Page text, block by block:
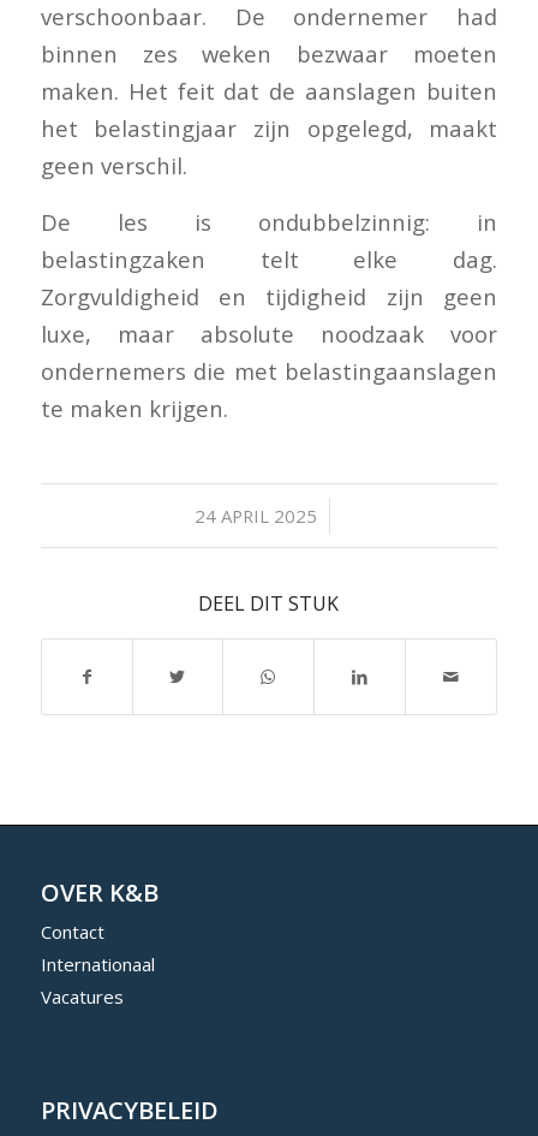
verschoonbaar. De ondernemer had
binnen zes weken bezwaar moeten
maken. Het feit dat de aanslagen buiten
het belastingjaar zijn opgelegd, maakt
geen verschil.
De les is ondubbelzinnig: in
belastingzaken telt elke dag.
Zorgvuldigheid en tijdigheid zijn geen
luxe, maar absolute noodzaak voor
ondernemers die met belastingaanslagen
te maken krijgen.
24 APRIL 2025
/
DEEL DIT STUK
OVER K&B
Contact
Internationaal
Vacatures
PRIVACYBELEID